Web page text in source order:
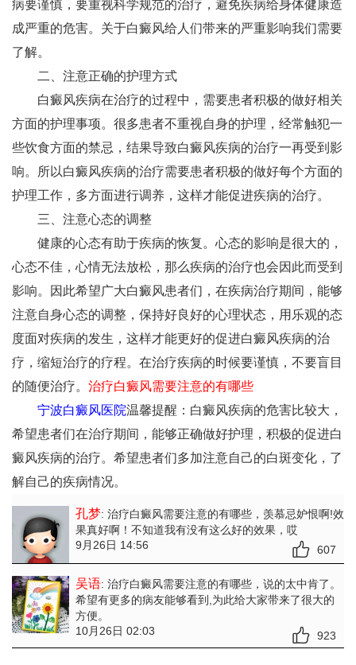
病要谨慎，要重视科学规范的治疗，避免疾病给身体健康造
成严重的危害。关于白癜风给人们带来的严重影响我们需要
了解。
二、注意正确的护理方式
白癜风疾病在治疗的过程中，需要患者积极的做好相关
方面的护理事项。很多患者不重视自身的护理，经常触犯一
些饮食方面的禁忌，结果导致白癜风疾病的治疗一再受到影
响。所以白癜风疾病的治疗需要患者积极的做好每个方面的
护理工作，多方面进行调养，这样才能促进疾病的治疗。
三、注意心态的调整
健康的心态有助于疾病的恢复。心态的影响是很大的，
心态不佳，心情无法放松，那么疾病的治疗也会因此而受到
影响。因此希望广大白癜风患者们，在疾病治疗期间，能够
注意自身心态的调整，保持好良好的心理状态，用乐观的态
度面对疾病的发生，这样才能更好的促进白癜风疾病的治
疗，缩短治疗的疗程。在治疗疾病的时候要谨慎，不要盲目
的随便治疗。 治疗白癜风需要注意的有哪些
宁波白癜风医院温馨提醒：白癜风疾病的危害比较大，
希望患者们在治疗期间，能够正确做好护理，积极的促进白
癜风疾病的治疗。希望患者们多加注意自己的白斑变化，了
解自己的疾病情况。
孔梦: 治疗白癜风需要注意的有哪些，羡慕忌妒恨啊!效
果真好啊！不知道我有没有这么好的效果，哎
9月26日 14:56
607
吴语: 治疗白癜风需要注意的有哪些，说的太中肯了。
希望有更多的病友能够看到,为此给大家带来了很大的
方便。
10月26日 02:03
923